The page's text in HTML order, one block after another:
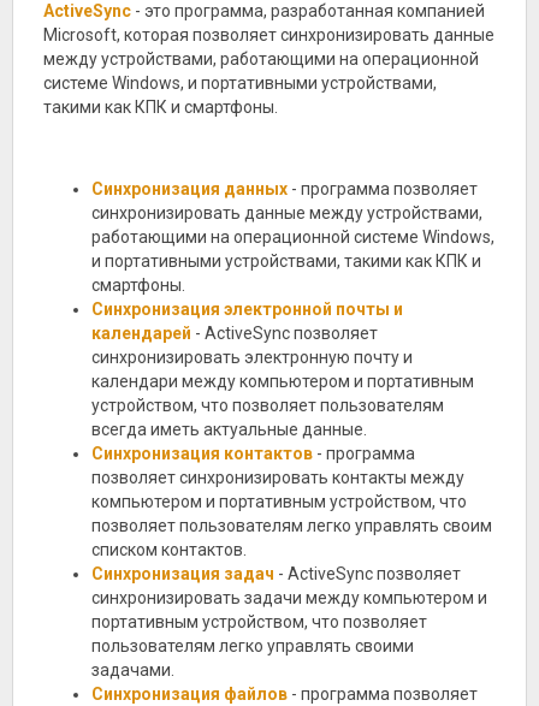
ActiveSync - это программа, разработанная компанией
Microsoft, которая позволяет синхронизировать данные
между устройствами, работающими на операционной
системе Windows, и портативными устройствами,
такими как КПК и смартфоны.
Синхронизация данных - программа позволяет
синхронизировать данные между устройствами,
работающими на операционной системе Windows,
и портативными устройствами, такими как КПК и
смартфоны.
Синхронизация электронной почты и
календарей - ActiveSync позволяет
синхронизировать электронную почту и
календари между компьютером и портативным
устройством, что позволяет пользователям
всегда иметь актуальные данные.
Синхронизация контактов - программа
позволяет синхронизировать контакты между
компьютером и портативным устройством, что
позволяет пользователям легко управлять своим
списком контактов.
Синхронизация задач - ActiveSync позволяет
синхронизировать задачи между компьютером и
портативным устройством, что позволяет
пользователям легко управлять своими
задачами.
Синхронизация файлов - программа позволяет